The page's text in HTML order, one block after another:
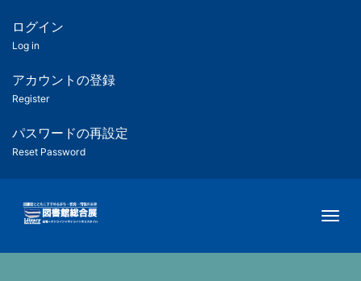
ツ
匿
名
ユ
ー
ー
用
メ
ログイン
Log in
アカウントの登録
Register
パスワードの再設定
Reset Password